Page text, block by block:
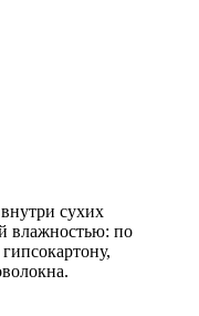
сухих
влажностью: по